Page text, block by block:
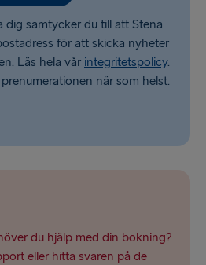
dig samtycker du till att Stena
för att skicka nyheter
Läs hela vår integritetspolicy.
när som helst.
du hjälp med din bokning?
eller hitta svaren på de